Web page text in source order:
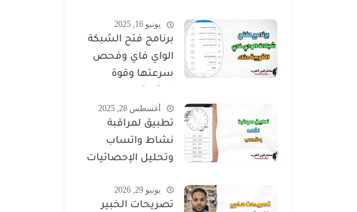
يونيو 16, 2025
برنامج فتح الشبكة
الواي فاي وفحص
سرعتها وقوة
أغسطس 28, 2025
تطبيق لمراقبة
نشاط واتساب
وتحليل الإحصائيات
يونيو 29, 2026
تصريحات الخبير